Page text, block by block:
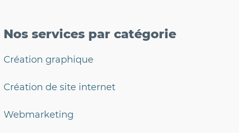
Nos services par catégorie
Création graphique
Création de site internet
Webmarketing